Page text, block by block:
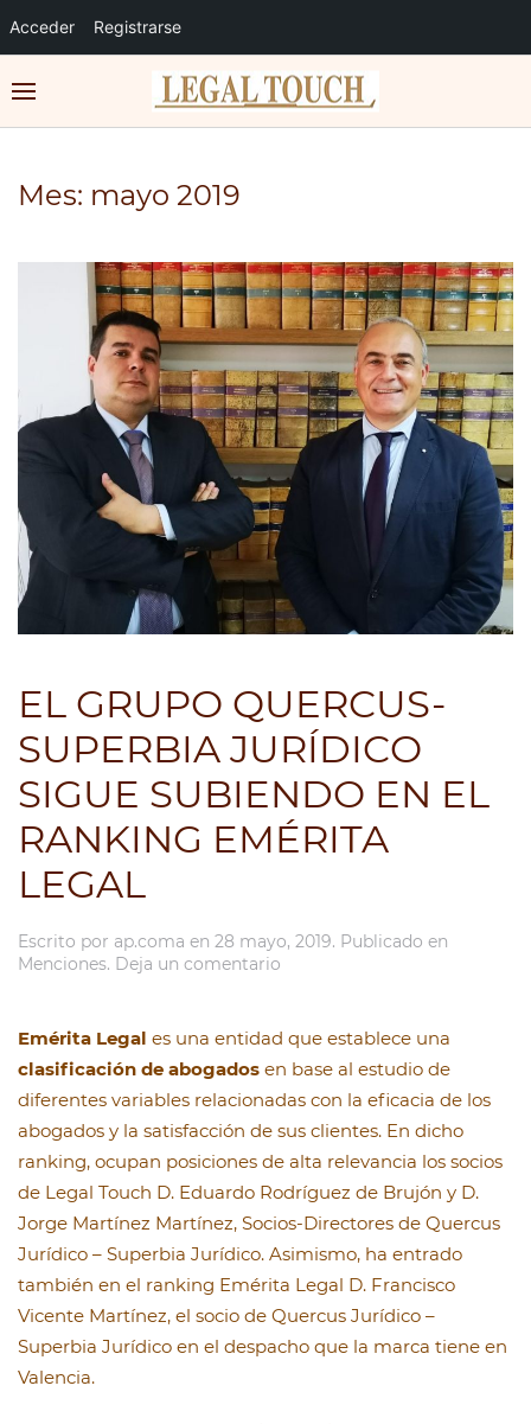
Acceder Registrarse
Mes: mayo 2019
EL GRUPO QUERCUS-
SUPERBIA JURÍDICO
SIGUE SUBIENDO EN EL
RANKING EMÉRITA
LEGAL
Escrito por ap.coma en 28 mayo, 2019. Publicado en
Menciones. Deja un comentario
Emérita Legal es una entidad que establece una
clasificación de abogados en base al estudio de
diferentes variables relacionadas con la eficacia de los
abogados y la satisfacción de sus clientes. En dicho
ranking, ocupan posiciones de alta relevancia los socios
de Legal Touch D. Eduardo Rodríguez de Brujón y D.
Jorge Martínez Martínez, Socios-Directores de Quercus
Jurídico – Superbia Jurídico. Asimismo, ha entrado
también en el ranking Emérita Legal D. Francisco
Vicente Martínez, el socio de Quercus Jurídico –
Superbia Jurídico en el despacho que la marca tiene en
Valencia.